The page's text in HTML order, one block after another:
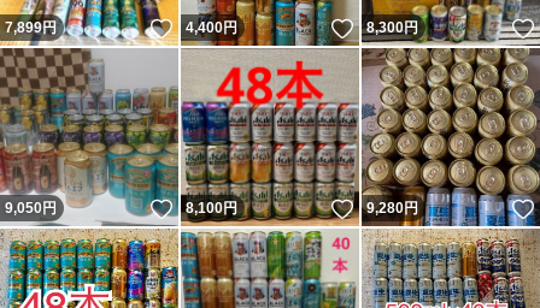
7,899円 いいね！
4,400円 いいね！
8,300円
9,050円 いいね！
8,100円 いいね！
9,280円